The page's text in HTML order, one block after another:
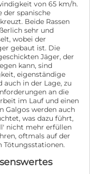
von 65 km/h.
der spanische
Beide Rassen
sehr und
wobei der
gebaut ist. Die
Jäger, der
kann, sind
eigenständige
auch in der Lage, zu
an die
im Lauf und einen
Galgos werden auch
was dazu führt,
nicht mehr erfüllen
oftmals auf der
Tötungsstationen.